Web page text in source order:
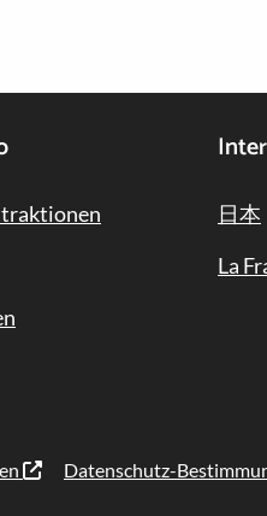
日本
La
Datenschutz-